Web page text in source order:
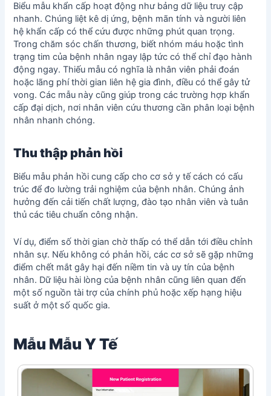
Biểu mẫu khẩn cấp hoạt động như bảng dữ liệu truy cập
nhanh. Chúng liệt kê dị ứng, bệnh mãn tính và người liên
hệ khẩn cấp có thể cứu được những phút quan trọng.
Trong chăm sóc chấn thương, biết nhóm máu hoặc tình
trạng tim của bệnh nhân ngay lập tức có thể chỉ đạo hành
động ngay. Thiếu mẫu có nghĩa là nhân viên phải đoán
hoặc lãng phí thời gian liên hệ gia đình, điều có thể gây tử
vong. Các mẫu này cũng giúp trong các trường hợp khẩn
cấp đại dịch, nơi nhân viên cứu thương cần phân loại bệnh
nhân nhanh chóng.
Thu thập phản hồi
Biểu mẫu phản hồi cung cấp cho cơ sở y tế cách có cấu
trúc để đo lường trải nghiệm của bệnh nhân. Chúng ảnh
hưởng đến cải tiến chất lượng, đào tạo nhân viên và tuân
thủ các tiêu chuẩn công nhận.
Ví dụ, điểm số thời gian chờ thấp có thể dẫn tới điều chỉnh
nhân sự. Nếu không có phản hồi, các cơ sở sẽ gặp những
điểm chết mắt gây hại đến niềm tin và uy tín của bệnh
nhân. Dữ liệu hài lòng của bệnh nhân cũng liên quan đến
một số nguồn tài trợ của chính phủ hoặc xếp hạng hiệu
suất ở một số quốc gia.
Mẫu Mẫu Y Tế